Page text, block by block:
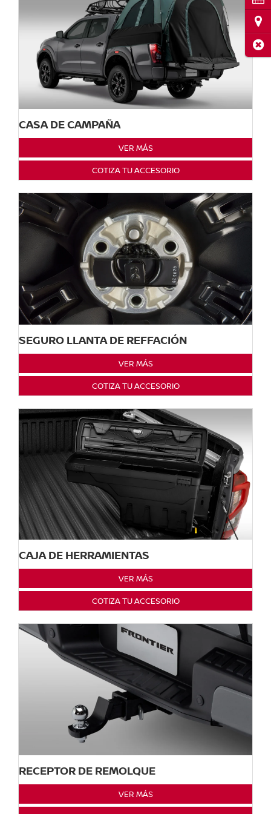
CASA DE CAMPAÑA
VER MÁS
COTIZA TU ACCESORIO
SEGURO LLANTA DE REFFACIÓN
VER MÁS
COTIZA TU ACCESORIO
CAJA DE HERRAMIENTAS
VER MÁS
COTIZA TU ACCESORIO
RECEPTOR DE REMOLQUE
VER MÁS